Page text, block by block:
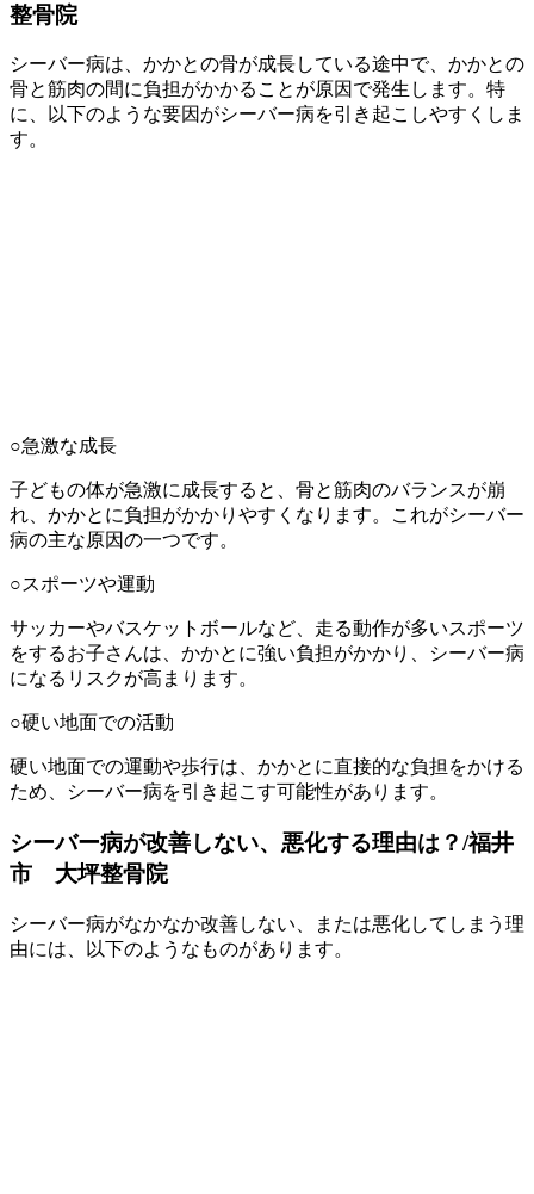
整骨院
シーバー病は、かかとの骨が成長している途中で、かかとの
骨と筋肉の間に負担がかかることが原因で発生します。特
に、以下のような要因がシーバー病を引き起こしやすくしま
す。
○急激な成長
子どもの体が急激に成長すると、骨と筋肉のバランスが崩
れ、かかとに負担がかかりやすくなります。これがシーバー
病の主な原因の一つです。
○スポーツや運動
サッカーやバスケットボールなど、走る動作が多いスポーツ
をするお子さんは、かかとに強い負担がかかり、シーバー病
になるリスクが高まります。
○硬い地面での活動
硬い地面での運動や歩行は、かかとに直接的な負担をかける
ため、シーバー病を引き起こす可能性があります。
シーバー病が改善しない、悪化する理由は？/福井
市 大坪整骨院
シーバー病がなかなか改善しない、または悪化してしまう理
由には、以下のようなものがあります。